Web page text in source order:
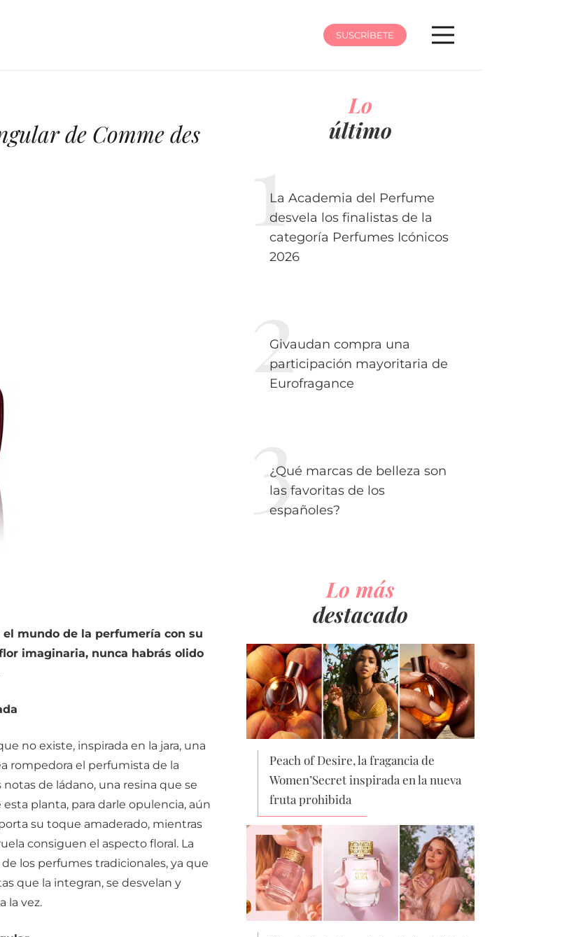
SUSCRÍBETE
de Comme des
mundo de la perfumería con su
imaginaria, nunca habrás olido
no existe, inspirada en la jara, una
rompedora el perfumista de la
de ládano, una resina que se
planta, para darle opulencia, aún
su toque amaderado, mientras
consiguen el aspecto floral. La
los perfumes tradicionales, ya que
que la integran, se desvelan y
la vez.
Lo
último
La Academia del Perfume
desvela los finalistas de la
categoría Perfumes Icónicos
2026
Givaudan compra una
participación mayoritaria de
Eurofragance
¿Qué marcas de belleza son
las favoritas de los
españoles?
Lo más
destacado
Peach of Desire, la fragancia de
Women’Secret inspirada en la nueva
fruta prohibida